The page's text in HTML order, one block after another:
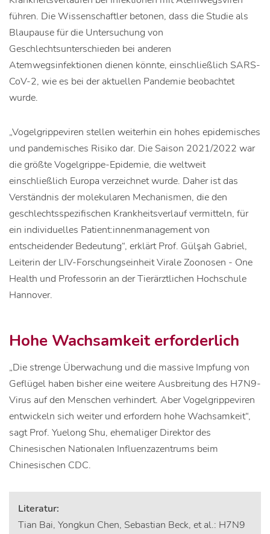
führen. Die Wissenschaftler betonen, dass die Studie als
Blaupause für die Untersuchung von
Geschlechtsunterschieden bei anderen
Atemwegsinfektionen dienen könnte, einschließlich SARS-
CoV-2, wie es bei der aktuellen Pandemie beobachtet
wurde.
„Vogelgrippeviren stellen weiterhin ein hohes epidemisches
und pandemisches Risiko dar. Die Saison 2021/2022 war
die größte Vogelgrippe-Epidemie, die weltweit
einschließlich Europa verzeichnet wurde. Daher ist das
Verständnis der molekularen Mechanismen, die den
geschlechtsspezifischen Krankheitsverlauf vermitteln, für
ein individuelles Patient:innenmanagement von
entscheidender Bedeutung“, erklärt Prof. Gülşah Gabriel,
Leiterin der LIV-Forschungseinheit Virale Zoonosen - One
Health und Professorin an der Tierärztlichen Hochschule
Hannover.
Hohe Wachsamkeit erforderlich
„Die strenge Überwachung und die massive Impfung von
Geflügel haben bisher eine weitere Ausbreitung des H7N9-
Virus auf den Menschen verhindert. Aber Vogelgrippeviren
entwickeln sich weiter und erfordern hohe Wachsamkeit“,
sagt Prof. Yuelong Shu, ehemaliger Direktor des
Chinesischen Nationalen Influenzazentrums beim
Chinesischen CDC.
Literatur:
Tian Bai, Yongkun Chen, Sebastian Beck, et al.: H7N9